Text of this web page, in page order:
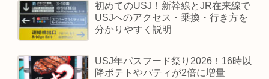
初めてのUSJ！新幹線とJR在来線で
USJへのアクセス・乗換・行き方を
分かりやすく説明
USJ年パスフード祭り2026！16時以
降ポテトやパティが2倍に増量